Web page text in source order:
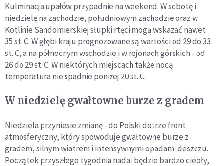
Kulminacja upałów przypadnie na weekend. W sobotę i
niedzielę na zachodzie, południowym zachodzie oraz w
Kotlinie Sandomierskiej słupki rtęci mogą wskazać nawet
35 st. C. W głębi kraju prognozowane są wartości od 29 do 33
st. C, a na północnym wschodzie i w rejonach górskich - od
26 do 29 st. C. W niektórych miejscach także nocą
temperatura nie spadnie poniżej 20 st. C.
W niedzielę gwałtowne burze z gradem
Niedziela przyniesie zmianę - do Polski dotrze front
atmosferyczny, który spowoduje gwałtowne burze z
gradem, silnym wiatrem i intensywnymi opadami deszczu.
Początek przyszłego tygodnia nadal będzie bardzo ciepły,